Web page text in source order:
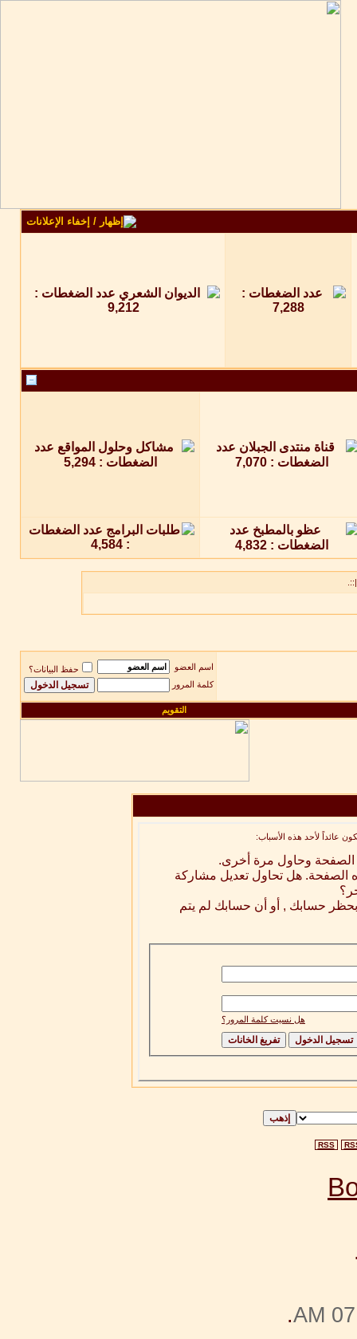
اسم العضو
حفظ البيانات؟
كلمة المرور
التقويم
عائداً لأحد هذه الأسباب:
الصفحة وحاول مرة أخرى.
الصفحة. هل تحاول تعديل مشاركة
بحظر حسابك , أو أن حسابك لم يتم
هل نسيت كلمة المرور؟
RSS
.